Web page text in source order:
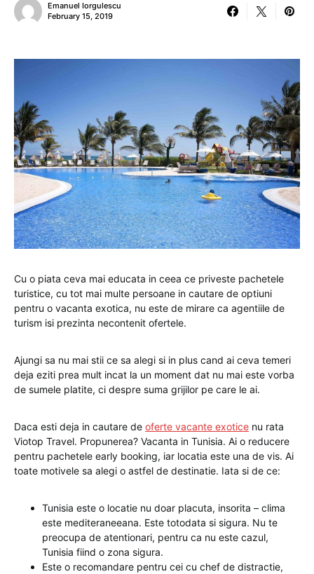
Emanuel Iorgulescu
February 15, 2019
Cu o piata ceva mai educata in ceea ce priveste pachetele
turistice, cu tot mai multe persoane in cautare de optiuni
pentru o vacanta exotica, nu este de mirare ca agentiile de
turism isi prezinta necontenit ofertele.
Ajungi sa nu mai stii ce sa alegi si in plus cand ai ceva temeri
deja eziti prea mult incat la un moment dat nu mai este vorba
de sumele platite, ci despre suma grijilor pe care le ai.
Daca esti deja in cautare de oferte vacante exotice nu rata
Viotop Travel. Propunerea? Vacanta in Tunisia. Ai o reducere
pentru pachetele early booking, iar locatia este una de vis. Ai
toate motivele sa alegi o astfel de destinatie. Iata si de ce:
Tunisia este o locatie nu doar placuta, insorita – clima
este mediteraneeana. Este totodata si sigura. Nu te
preocupa de atentionari, pentru ca nu este cazul,
Tunisia fiind o zona sigura.
Este o recomandare pentru cei cu chef de distractie,